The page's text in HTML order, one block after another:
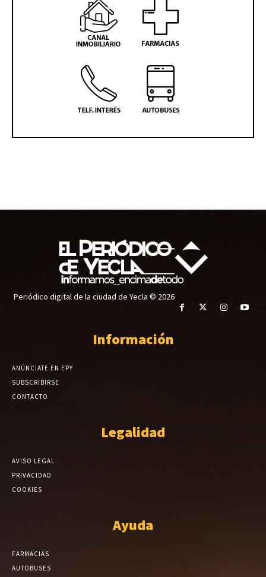
Periódico digital de la ciudad de Yecla © 2026
Información
ANÚNCIATE EN EPY
SUBSCRIBIRSE
CONTACTO
Legalidad
AVISO LEGAL
PRIVACIDAD
COOKIES
Ayuda
FARMACIAS
AUTOBUSES